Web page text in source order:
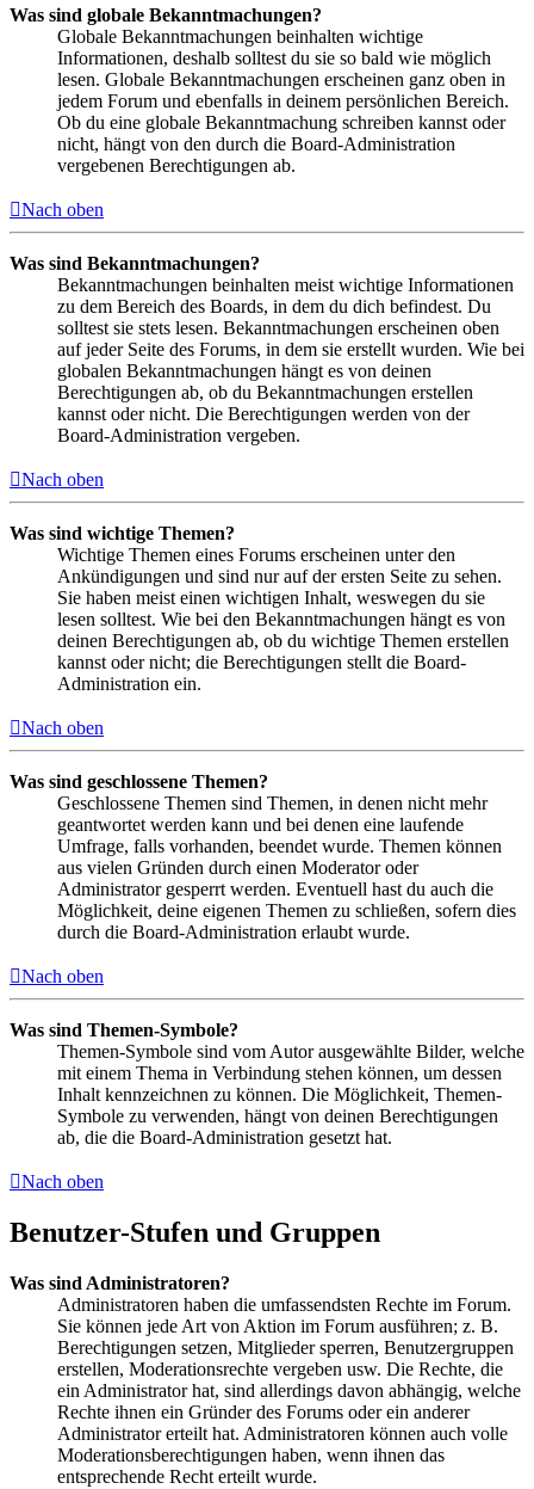
Was sind globale Bekanntmachungen?
Globale Bekanntmachungen beinhalten wichtige
Informationen, deshalb solltest du sie so bald wie möglich
lesen. Globale Bekanntmachungen erscheinen ganz oben in
jedem Forum und ebenfalls in deinem persönlichen Bereich.
Ob du eine globale Bekanntmachung schreiben kannst oder
nicht, hängt von den durch die Board-Administration
vergebenen Berechtigungen ab.
Nach oben
Was sind Bekanntmachungen?
Bekanntmachungen beinhalten meist wichtige Informationen
zu dem Bereich des Boards, in dem du dich befindest. Du
solltest sie stets lesen. Bekanntmachungen erscheinen oben
auf jeder Seite des Forums, in dem sie erstellt wurden. Wie bei
globalen Bekanntmachungen hängt es von deinen
Berechtigungen ab, ob du Bekanntmachungen erstellen
kannst oder nicht. Die Berechtigungen werden von der
Board-Administration vergeben.
Nach oben
Was sind wichtige Themen?
Wichtige Themen eines Forums erscheinen unter den
Ankündigungen und sind nur auf der ersten Seite zu sehen.
Sie haben meist einen wichtigen Inhalt, weswegen du sie
lesen solltest. Wie bei den Bekanntmachungen hängt es von
deinen Berechtigungen ab, ob du wichtige Themen erstellen
kannst oder nicht; die Berechtigungen stellt die Board-
Administration ein.
Nach oben
Was sind geschlossene Themen?
Geschlossene Themen sind Themen, in denen nicht mehr
geantwortet werden kann und bei denen eine laufende
Umfrage, falls vorhanden, beendet wurde. Themen können
aus vielen Gründen durch einen Moderator oder
Administrator gesperrt werden. Eventuell hast du auch die
Möglichkeit, deine eigenen Themen zu schließen, sofern dies
durch die Board-Administration erlaubt wurde.
Nach oben
Was sind Themen-Symbole?
Themen-Symbole sind vom Autor ausgewählte Bilder, welche
mit einem Thema in Verbindung stehen können, um dessen
Inhalt kennzeichnen zu können. Die Möglichkeit, Themen-
Symbole zu verwenden, hängt von deinen Berechtigungen
ab, die die Board-Administration gesetzt hat.
Nach oben
Benutzer-Stufen und Gruppen
Was sind Administratoren?
Administratoren haben die umfassendsten Rechte im Forum.
Sie können jede Art von Aktion im Forum ausführen; z. B.
Berechtigungen setzen, Mitglieder sperren, Benutzergruppen
erstellen, Moderationsrechte vergeben usw. Die Rechte, die
ein Administrator hat, sind allerdings davon abhängig, welche
Rechte ihnen ein Gründer des Forums oder ein anderer
Administrator erteilt hat. Administratoren können auch volle
Moderationsberechtigungen haben, wenn ihnen das
entsprechende Recht erteilt wurde.